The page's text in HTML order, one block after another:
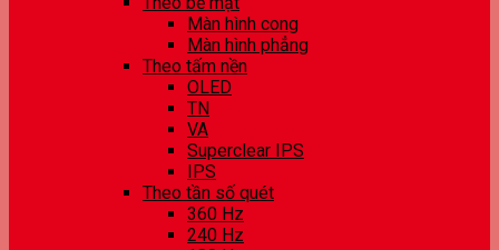
Màn hình cong
Màn hình phẳng
Theo tấm nền
OLED
TN
VA
Superclear IPS
IPS
Theo tần số quét
360 Hz
240 Hz